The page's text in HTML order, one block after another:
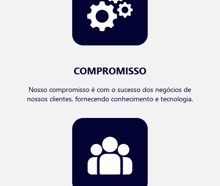
COMPROMISSO
Nosso compromisso é com o sucesso dos negócios de
nossos clientes, fornecendo conhecimento e tecnologia.